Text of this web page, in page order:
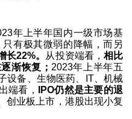
年上半年国内一级市场基
有极其微弱的降幅，而另
长22%。 从投资端看， 相比
渐恢复； 2023年上半年五
设备、生物医药、IT、机械
端看，
IPO仍然是主要的退
创业板上市，港股出现小复